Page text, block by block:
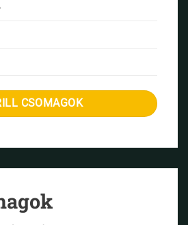
CSOMAGOK